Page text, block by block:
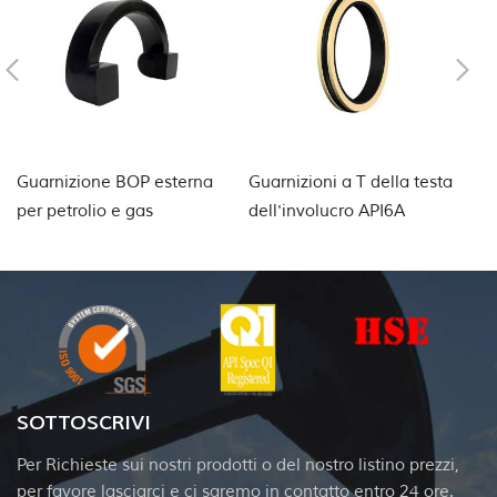
Guarnizione BOP esterna
per petrolio e gas
Guarnizioni a T della testa
dell'involucro API6A
SOTTOSCRIVI
Per Richieste sui nostri prodotti o del nostro listino prezzi,
per favore lasciarci e ci saremo in contatto entro 24 ore.